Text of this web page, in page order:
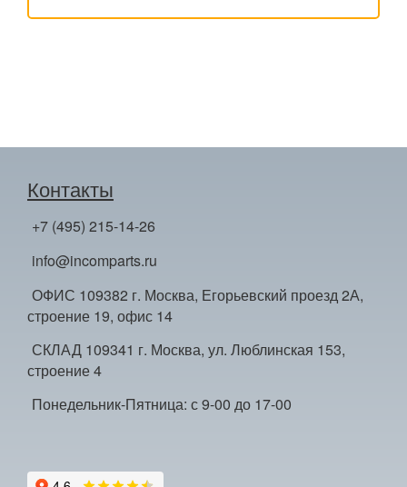
Контакты
+7 (495) 215-14-26
info@incomparts.ru
ОФИС 109382 г. Москва, Егорьевский проезд 2А,
строение 19, офис 14
СКЛАД 109341 г. Москва, ул. Люблинская 153,
строение 4
Понедельник-Пятница: с 9-00 до 17-00